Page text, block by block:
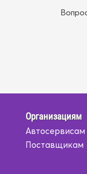
Организациям
Автосервисам
Поставщикам